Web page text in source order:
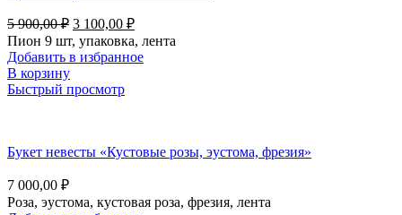
5 900,00₽ 3 100,00 ₽
Пион 9 шт, упаковка, лента
Добавить в избранное
В корзину
Быстрый просмотр
Букет невесты «Кустовые розы, эустома, фрезия»
7 000,00 ₽
Роза, эустома, кустовая роза, фрезия, лента